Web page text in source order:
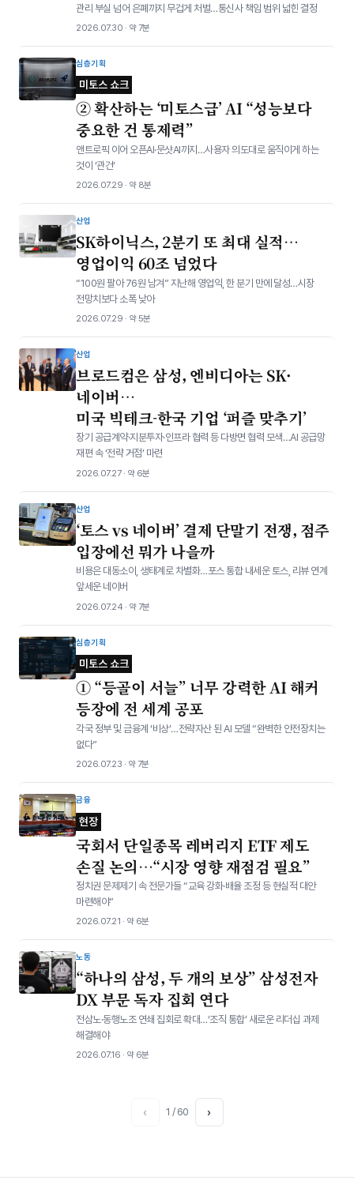
관리 부실 넘어 은폐까지 무겁게 처벌…통신사 책임 범위 넓힌 결정
2026.07.30 · 약 7분
심층기획
미토스 쇼크
② 확산하는 ‘미토스급’ AI “성능보다
중요한 건 통제력”
앤트로픽 이어 오픈AI·문샷AI까지…사용자 의도대로 움직이게 하는
것이 ‘관건’
2026.07.29 · 약 8분
산업
SK하이닉스, 2분기 또 최대 실적…
영업이익 60조 넘었다
“100원 팔아 76원 남겨” 지난해 영업익, 한 분기 만에 달성…시장
전망치보다 소폭 낮아
2026.07.29 · 약 5분
산업
브로드컴은 삼성, 엔비디아는 SK·
네이버…
미국 빅테크-한국 기업 ‘퍼즐 맞추기’
장기 공급계약·지분투자·인프라 협력 등 다방면 협력 모색…AI 공급망
재편 속 ‘전략 거점’ 마련
2026.07.27 · 약 6분
산업
‘토스 vs 네이버’ 결제 단말기 전쟁, 점주
입장에선 뭐가 나을까
비용은 대동소이, 생태계로 차별화…포스 통합 내세운 토스, 리뷰 연계
앞세운 네이버
2026.07.24 · 약 7분
심층기획
미토스 쇼크
① “등골이 서늘” 너무 강력한 AI 해커
등장에 전 세계 공포
각국 정부 및 금융계 ‘비상’…전략자산 된 AI 모델 “완벽한 안전장치는
없다”
2026.07.23 · 약 7분
금융
현장
국회서 단일종목 레버리지 ETF 제도
손질 논의…“시장 영향 재점검 필요”
정치권 문제제기 속 전문가들 “교육 강화·배율 조정 등 현실적 대안
마련해야”
2026.07.21 · 약 6분
노동
“하나의 삼성, 두 개의 보상” 삼성전자
DX 부문 독자 집회 연다
전삼노·동행노조 연쇄 집회로 확대…‘조직 통합’ 새로운 리더십 과제
해결해야
2026.07.16 · 약 6분
‹ 1 / 60 ›